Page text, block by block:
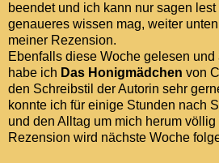
beendet und ich kann nur sagen
genaueres wissen mag, weiter
meiner Rezension.
Ebenfalls diese Woche gelesen
habe ich Das Honigmädchen von
den Schreibstil der Autorin sehr
konnte ich für einige Stunden nach
und den Alltag um mich herum
Rezension wird nächste Woche